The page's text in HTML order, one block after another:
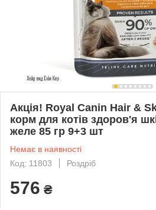
Акція! Royal Canin Hair &
корм для котів здоров'я
желе 85 гр 9+3 шт
Немає в наявності
Код: 11803
Роздріб
576 ₴